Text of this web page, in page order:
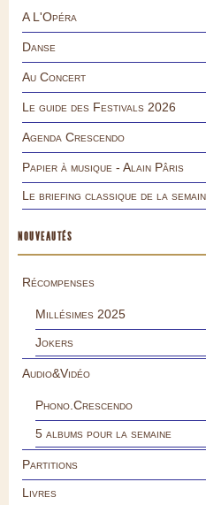
A L'Opéra
Danse
Au Concert
Le guide des Festivals 2026
Agenda Crescendo
Papier à musique - Alain Pâris
Le briefing classique de la
NOUVEAUTÉS
Récompenses
Millésimes 2025
Jokers
Audio&Vidéo
Phono.Crescendo
5 albums pour la semaine
Partitions
Livres